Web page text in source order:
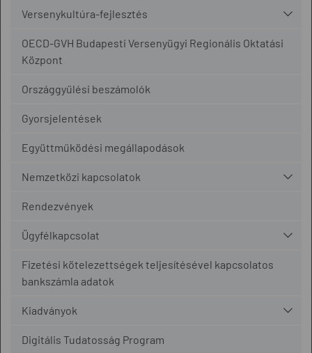
Versenykultúra-fejlesztés
OECD-GVH Budapesti Versenyügyi Regionális Oktatási
Központ
Országgyűlési beszámolók
Gyorsjelentések
Együttműködési megállapodások
Nemzetközi kapcsolatok
Rendezvények
Ügyfélkapcsolat
Fizetési kötelezettségek teljesítésével kapcsolatos
bankszámla adatok
Kiadványok
Digitális Tudatosság Program